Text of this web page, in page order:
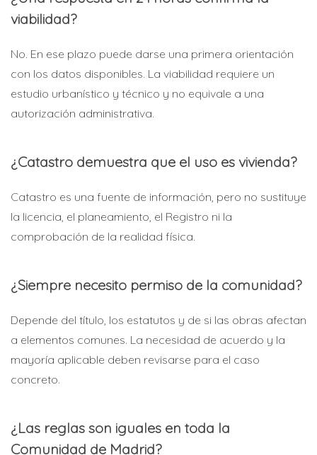
viabilidad?
No. En ese plazo puede darse una primera orientación
con los datos disponibles. La viabilidad requiere un
estudio urbanístico y técnico y no equivale a una
autorización administrativa.
¿Catastro demuestra que el uso es vivienda?
Catastro es una fuente de información, pero no sustituye
la licencia, el planeamiento, el Registro ni la
comprobación de la realidad física.
¿Siempre necesito permiso de la comunidad?
Depende del título, los estatutos y de si las obras afectan
a elementos comunes. La necesidad de acuerdo y la
mayoría aplicable deben revisarse para el caso
concreto.
¿Las reglas son iguales en toda la
Comunidad de Madrid?